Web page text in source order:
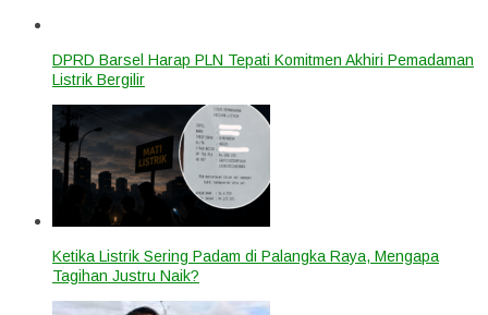
DPRD Barsel Harap PLN Tepati Komitmen Akhiri Pemadaman
Listrik Bergilir
Ketika Listrik Sering Padam di Palangka Raya, Mengapa
Tagihan Justru Naik?